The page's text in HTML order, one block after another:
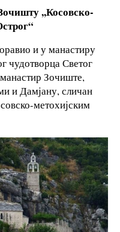
,,Косовско-
и у манастиру
чудотворца Светог
Зочиште,
и Дамјану, сличан
метохијским